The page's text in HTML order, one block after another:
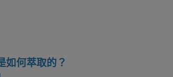
如何萃取的？